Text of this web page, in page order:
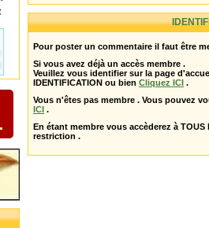
Pour poster un commentaire il faut être
Si vous avez déjà un accès membre .
Veuillez vous identifier sur la page
IDENTIFICATION ou bien Cliquez ICI .
Vous n'êtes pas membre . Vous pouvez
ICI .
En étant membre vous accèderez à
restriction .